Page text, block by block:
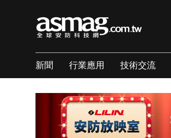
新聞 行業應用 技術交流